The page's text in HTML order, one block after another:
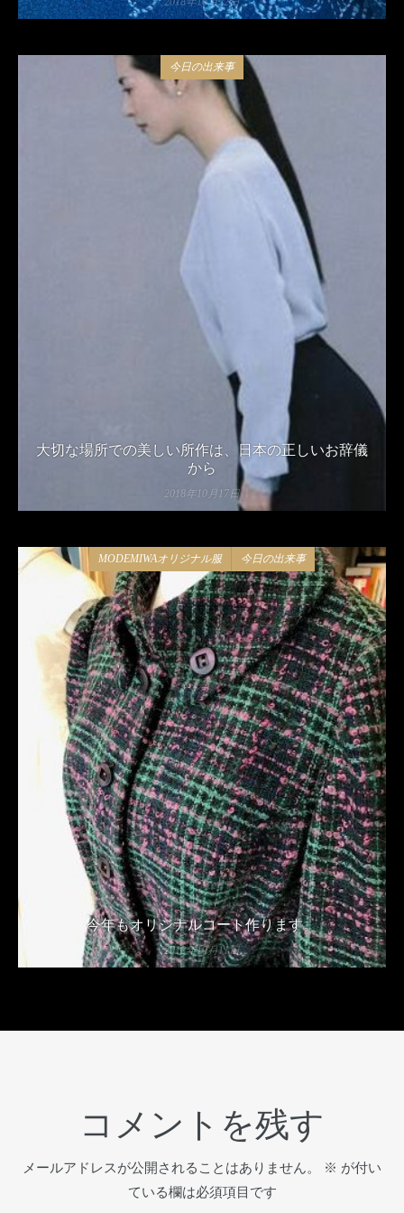
今日の出来事
大切な場所での美しい所作は、日本の正しいお辞儀
から
2018年10月17日
MODEMIWAオリジナル服 今日の出来事
今年もオリジナルコート作ります。
2018年10月11日
コメントを残す
メールアドレスが公開されることはありません。 ※ が付い
ている欄は必須項目です